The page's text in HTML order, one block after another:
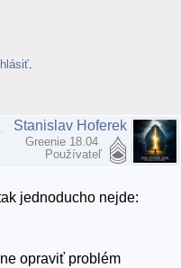
--configure -a) Stanislav Hoferek
Greenie 18.04
Používateľ
jednoducho nejde:
opraviť problém